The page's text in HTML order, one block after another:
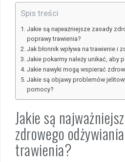
Spis treści
Jakie są najważniejsze zasady
poprawy trawienia?
Jak błonnik wpływa na trawienie i
Jakie pokarmy należy unikać, aby
Jakie nawyki mogą wspierać
Jakie są objawy problemów
pomocy?
Jakie są
zdrowego
trawienia?